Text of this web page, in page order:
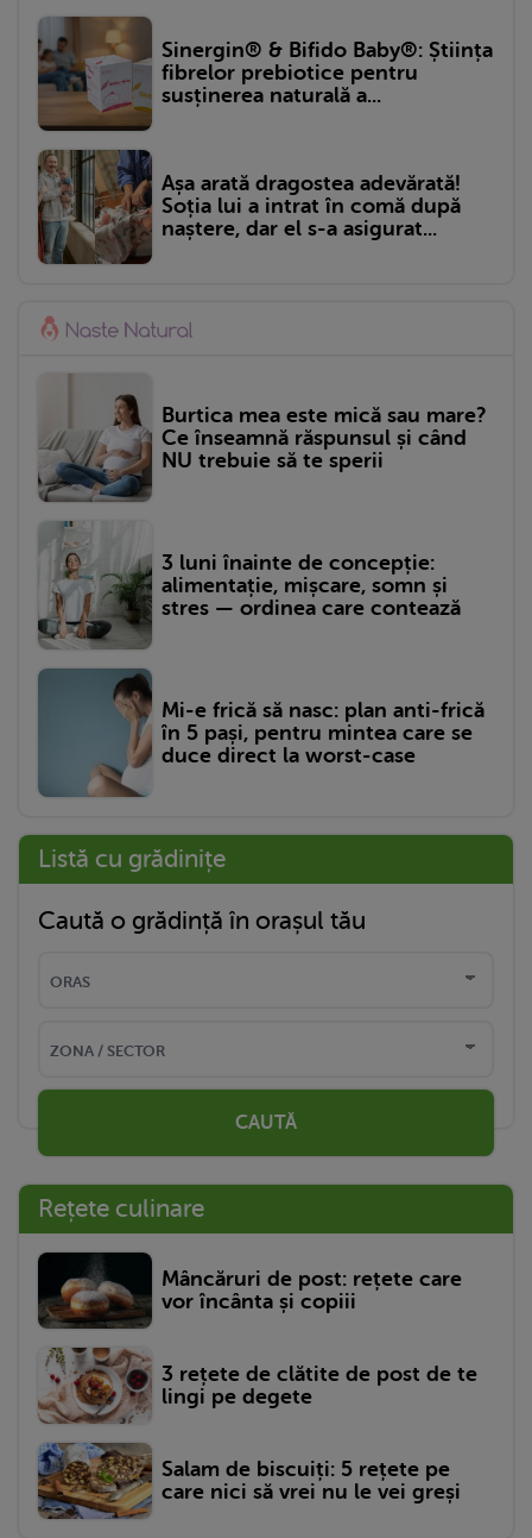
Sinergin® & Bifido Baby®: Știința
fibrelor prebiotice pentru
susținerea naturală a...
Așa arată dragostea adevărată!
Soția lui a intrat în comă după
naștere, dar el s-a asigurat...
Burtica mea este mică sau mare?
Ce înseamnă răspunsul și când
NU trebuie să te sperii
3 luni înainte de concepție:
alimentație, mișcare, somn și
stres — ordinea care contează
Mi-e frică să nasc: plan anti-frică
în 5 pași, pentru mintea care se
duce direct la worst-case
Listă cu grădinițe
Caută o grădință în orașul tău
CAUTĂ
Rețete culinare
Mâncăruri de post: rețete care
vor încânta și copiii
3 rețete de clătite de post de te
lingi pe degete
Salam de biscuiți: 5 rețete pe
care nici să vrei nu le vei greși